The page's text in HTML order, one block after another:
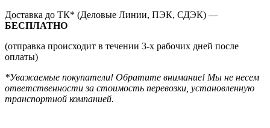
Доставка до ТК* (Деловые Линии, ПЭК, СДЭК) —
БЕСПЛАТНО
(отправка происходит в течении 3-х рабочих дней после
оплаты)
*Уважаемые покупатели! Обратите внимание! Мы не несем
ответственности за стоимость перевозки, установленную
транспортной компанией.